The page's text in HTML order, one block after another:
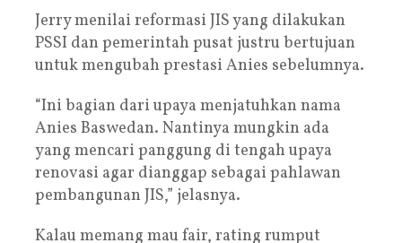
Jerry menilai reformasi JIS yang dilakukan
PSSI dan pemerintah pusat justru bertujuan
untuk mengubah prestasi Anies sebelumnya.
“Ini bagian dari upaya menjatuhkan nama
Anies Baswedan. Nantinya mungkin ada
yang mencari panggung di tengah upaya
renovasi agar dianggap sebagai pahlawan
pembangunan JIS,” jelasnya.
Kalau memang mau fair, rating rumput